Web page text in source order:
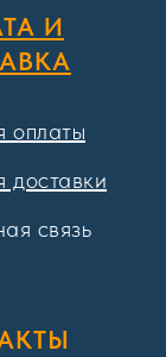
И
оплаты
доставки
связь